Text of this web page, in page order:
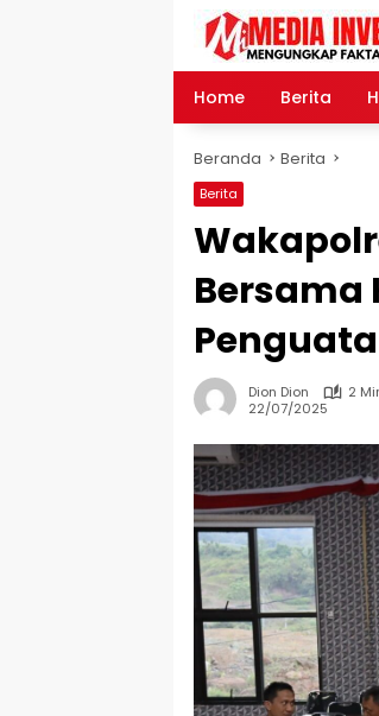
Home Berita
Beranda Berita
Berita
Bersama
Dion Dion
2
22/07/2025